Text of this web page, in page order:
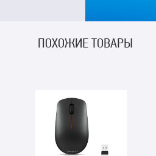
ПОХОЖИЕ ТОВАРЫ